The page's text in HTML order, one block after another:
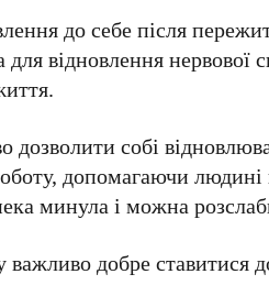
до себе після
відновлення нервової
дозволити собі
допомагаючи
минула і можна
важливо добре ставитися